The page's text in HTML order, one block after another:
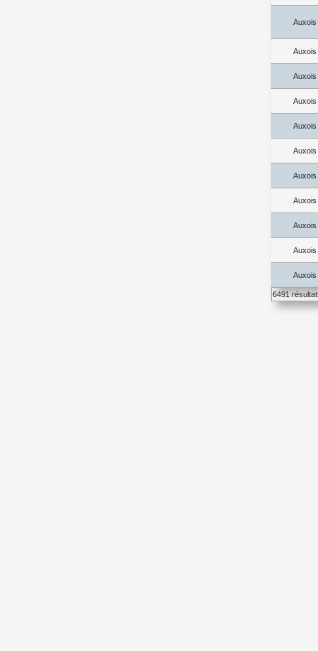
Auxois
Auxois
Auxois
Auxois
Auxois
Auxois
Auxois
Auxois
Auxois
Auxois
Auxois
6491